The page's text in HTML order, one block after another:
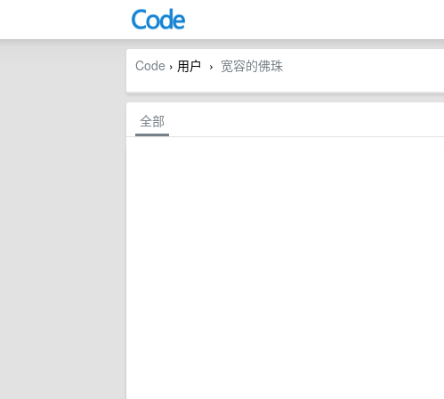
Code › 用户 › 宽容的佛珠
全部